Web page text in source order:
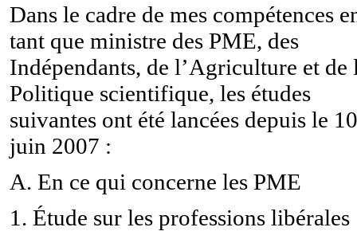
Dans le cadre de mes compétences
tant que ministre des PME, des
Indépendants, de l’Agriculture et de
Politique scientifique, les études
suivantes ont été lancées depuis le 10
juin 2007 :
A. En ce qui concerne les PME
1. Étude sur les professions libérales